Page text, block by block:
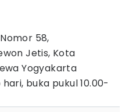
58,
Jetis, Kota
Yogyakarta
buka pukul 10.00-